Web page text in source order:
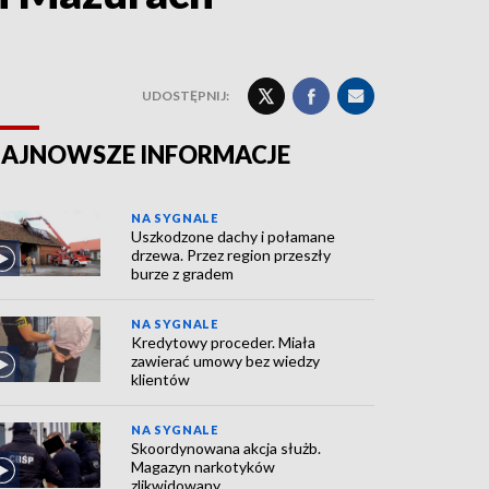
UDOSTĘPNIJ:
INFORMACJE
NA SYGNALE
Uszkodzone dachy i połamane
drzewa. Przez region przeszły
burze z gradem
NA SYGNALE
Kredytowy proceder. Miała
zawierać umowy bez wiedzy
klientów
NA SYGNALE
Skoordynowana akcja służb.
Magazyn narkotyków
zlikwidowany